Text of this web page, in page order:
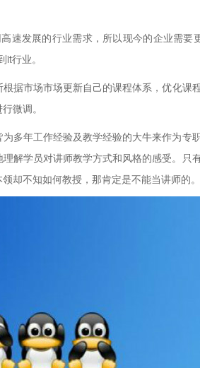
发展的行业需求，所以现今的企业需要
行业。
据市场市场更新自己的课程体系，优化课
微调。
年工作经验及教学经验的大牛来作为专
解学员对讲师教学方式和风格的感受。只
却不知如何教授，那肯定是不能当讲师的。